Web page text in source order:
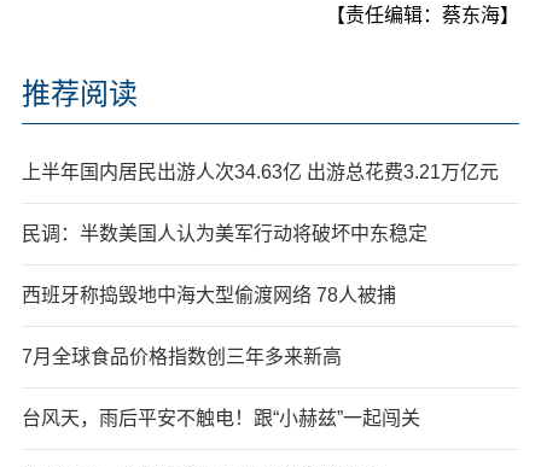
【责任编辑：蔡东海】
推荐阅读
上半年国内居民出游人次34.63亿 出游总花费3.21万亿元
民调：半数美国人认为美军行动将破坏中东稳定
西班牙称捣毁地中海大型偷渡网络 78人被捕
7月全球食品价格指数创三年多来新高
台风天，雨后平安不触电！跟“小赫兹”一起闯关